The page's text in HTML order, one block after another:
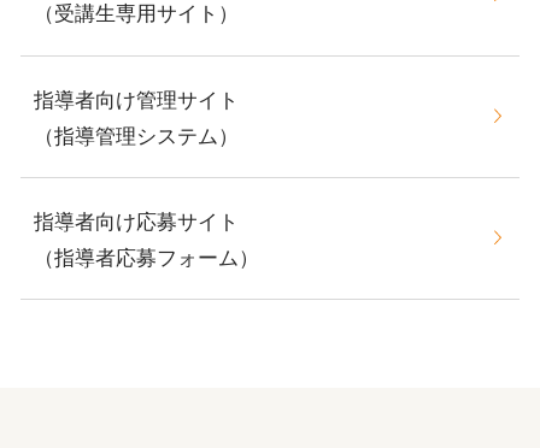
（受講生専用サイト）
指導者向け管理サイト
（指導管理システム）
指導者向け応募サイト
（指導者応募フォーム）